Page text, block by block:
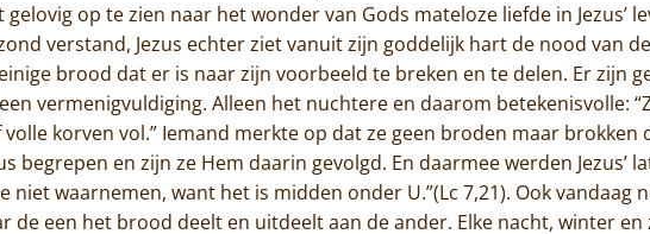
op te zien naar het wonder van Gods mateloze liefde in Jezus’
verstand, Jezus echter ziet vanuit zijn goddelijk hart de nood van
brood dat er is naar zijn voorbeeld te breken en te delen. Er zijn
vermenigvuldiging. Alleen het nuchtere en daarom betekenisvolle:
korven vol.” Iemand merkte op dat ze geen broden maar brokken
begrepen en zijn ze Hem daarin gevolgd. En daarmee werden Jezus’
niet waarnemen, want het is midden onder U.”(Lc 7,21). Ook vandaag
de een het brood deelt en uitdeelt aan de ander. Elke nacht, winter